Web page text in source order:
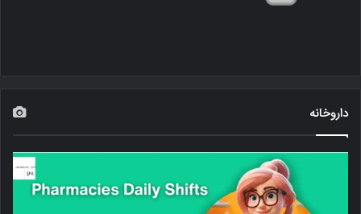
داروخانه